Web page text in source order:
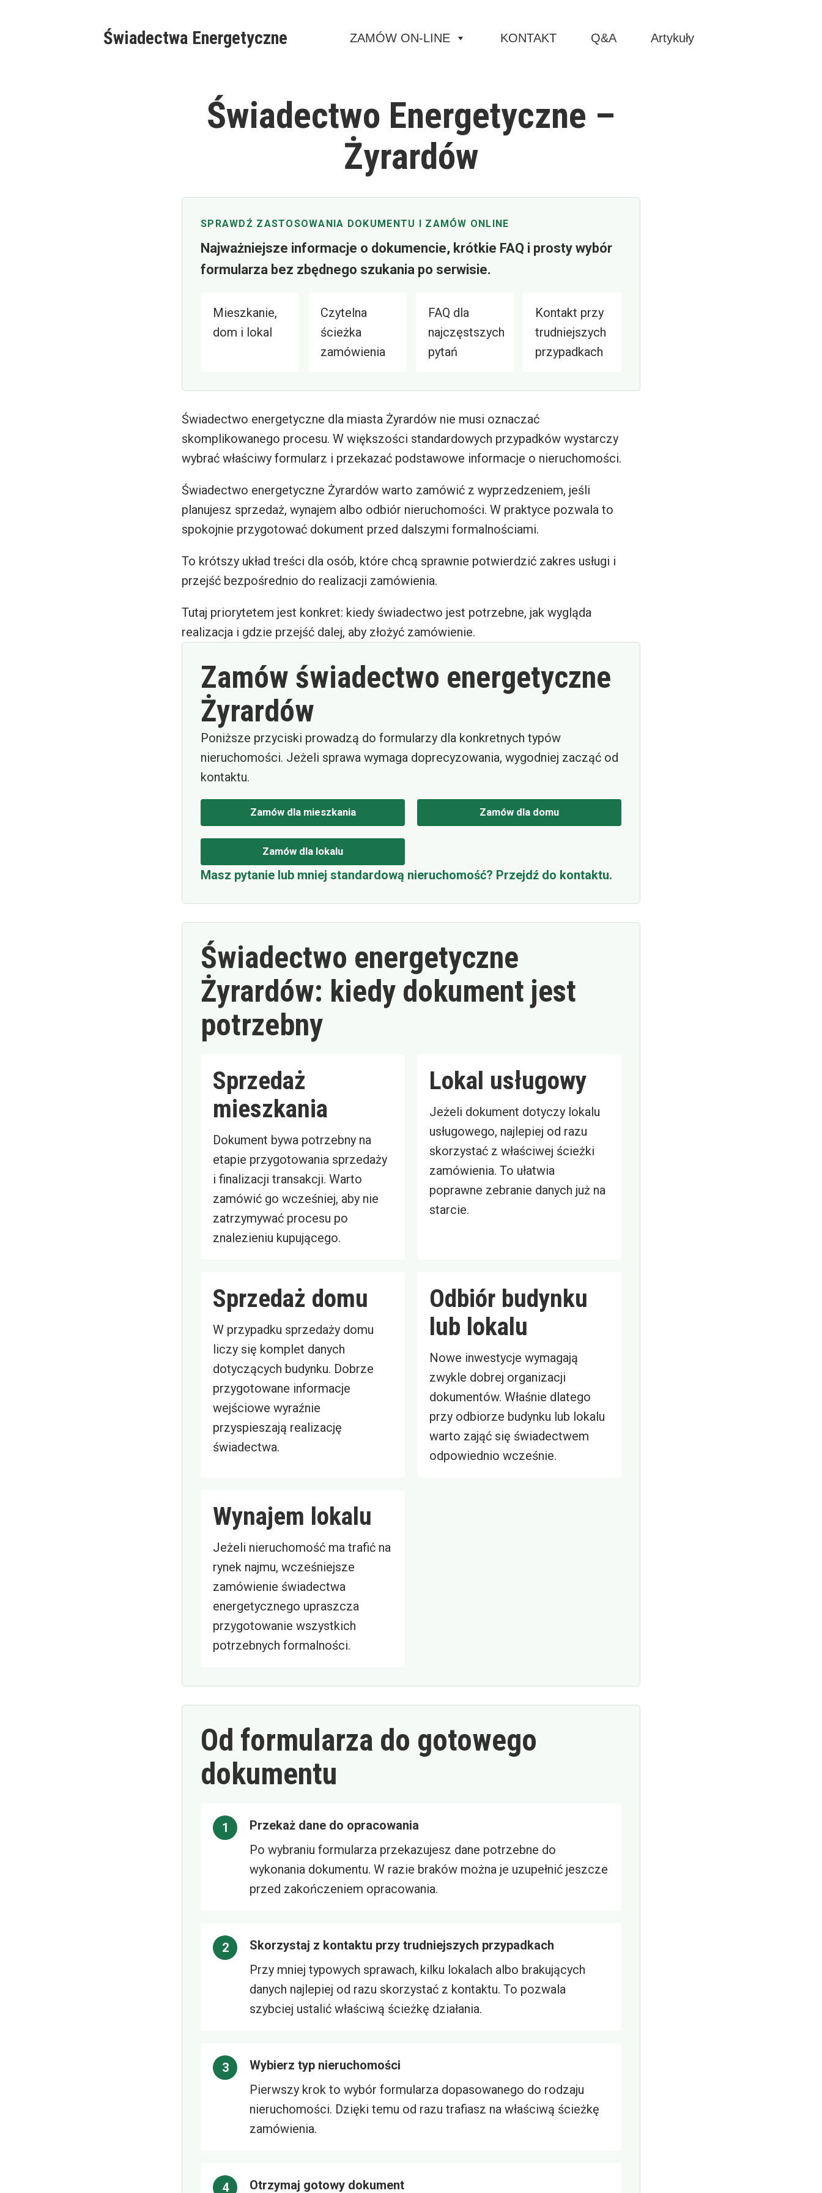
Świadectwa Energetyczne ZAMÓW ON-LINE KONTAKT Q&A Artykuły
Świadectwo Energetyczne –
Żyrardów
SPRAWDŹ ZASTOSOWANIA DOKUMENTU I ZAMÓW ONLINE
Najważniejsze informacje o dokumencie, krótkie FAQ i prosty wybór
formularza bez zbędnego szukania po serwisie.
Mieszkanie,
dom i lokal
Czytelna
ścieżka
zamówienia
FAQ dla
najczęstszych
pytań
Kontakt przy
trudniejszych
przypadkach
Świadectwo energetyczne dla miasta Żyrardów nie musi oznaczać
skomplikowanego procesu. W większości standardowych przypadków wystarczy
wybrać właściwy formularz i przekazać podstawowe informacje o nieruchomości.
Świadectwo energetyczne Żyrardów warto zamówić z wyprzedzeniem, jeśli
planujesz sprzedaż, wynajem albo odbiór nieruchomości. W praktyce pozwala to
spokojnie przygotować dokument przed dalszymi formalnościami.
To krótszy układ treści dla osób, które chcą sprawnie potwierdzić zakres usługi i
przejść bezpośrednio do realizacji zamówienia.
Tutaj priorytetem jest konkret: kiedy świadectwo jest potrzebne, jak wygląda
realizacja i gdzie przejść dalej, aby złożyć zamówienie.
Zamów świadectwo energetyczne
Żyrardów
Poniższe przyciski prowadzą do formularzy dla konkretnych typów
nieruchomości. Jeżeli sprawa wymaga doprecyzowania, wygodniej zacząć od
kontaktu.
Zamów dla mieszkania Zamów dla domu
Zamów dla lokalu
Masz pytanie lub mniej standardową nieruchomość? Przejdź do kontaktu.
Świadectwo energetyczne
Żyrardów: kiedy dokument jest
potrzebny
Sprzedaż
mieszkania
Dokument bywa potrzebny na
etapie przygotowania sprzedaży
i finalizacji transakcji. Warto
zamówić go wcześniej, aby nie
zatrzymywać procesu po
znalezieniu kupującego.
Lokal usługowy
Jeżeli dokument dotyczy lokalu
usługowego, najlepiej od razu
skorzystać z właściwej ścieżki
zamówienia. To ułatwia
poprawne zebranie danych już na
starcie.
Sprzedaż domu
W przypadku sprzedaży domu
liczy się komplet danych
dotyczących budynku. Dobrze
przygotowane informacje
wejściowe wyraźnie
przyspieszają realizację
świadectwa.
Odbiór budynku
lub lokalu
Nowe inwestycje wymagają
zwykle dobrej organizacji
dokumentów. Właśnie dlatego
przy odbiorze budynku lub lokalu
warto zająć się świadectwem
odpowiednio wcześnie.
Wynajem lokalu
Jeżeli nieruchomość ma trafić na
rynek najmu, wcześniejsze
zamówienie świadectwa
energetycznego upraszcza
przygotowanie wszystkich
potrzebnych formalności.
Od formularza do gotowego
dokumentu
Przekaż dane do opracowania
Po wybraniu formularza przekazujesz dane potrzebne do
wykonania dokumentu. W razie braków można je uzupełnić jeszcze
przed zakończeniem opracowania.
Skorzystaj z kontaktu przy trudniejszych przypadkach
Przy mniej typowych sprawach, kilku lokalach albo brakujących
danych najlepiej od razu skorzystać z kontaktu. To pozwala
szybciej ustalić właściwą ścieżkę działania.
Wybierz typ nieruchomości
Pierwszy krok to wybór formularza dopasowanego do rodzaju
nieruchomości. Dzięki temu od razu trafiasz na właściwą ścieżkę
zamówienia.
Otrzymaj gotowy dokument